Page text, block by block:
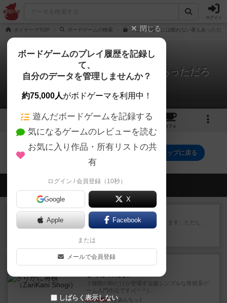
ログイン
ボドゲーマTOP ボードゲームの検索 そこまで絞るには眠れない夜もあっただ
そこまで絞るには眠れない夜もあっただろ
0件の動画
5 4
カフェ
そこまで絞るには眠れない夜もあっただろのトップに戻る
会員の新しい投稿
レビュー ふたつの街の物語
タイルを4×4で並べて街づくりします。ただし、
街は各プレイヤーの間にあ...
約2時間前
ルール/インスト
３種類の駒だけが登場する超シンプルな将棋系ゲ
ーム入門作品です♪(＾＾)...
約2時間前by あんちっく
閉じる
ボードゲームのプレイ履歴を記録し
て、
自分のデータを管理しませんか？
約75,000人がボドゲーマを利用中！
遊んだボードゲームを記録する
気になるゲームのレビューを読む
お気に入り作品・所有リストの共
有
ログイン / 会員登録（10秒）
Google X
Apple Facebook
または
メールで会員登録
しばらく表示しない